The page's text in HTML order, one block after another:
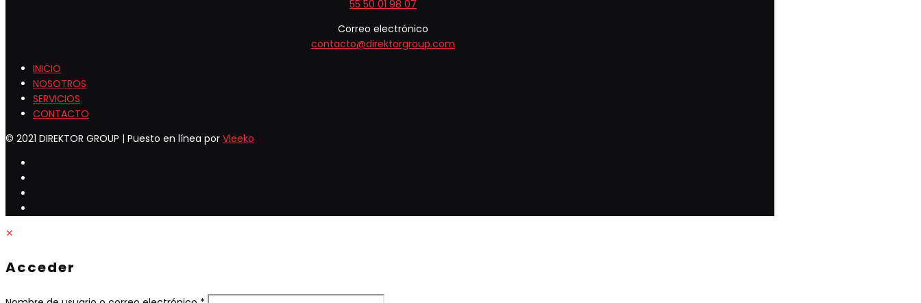
55 50 01 98 07
Correo electrónico
contacto@direktorgroup.com
INICIO
NOSOTROS
SERVICIOS
CONTACTO
© 2021 DIREKTOR GROUP | Puesto en línea por Vleeko
✕
Acceder